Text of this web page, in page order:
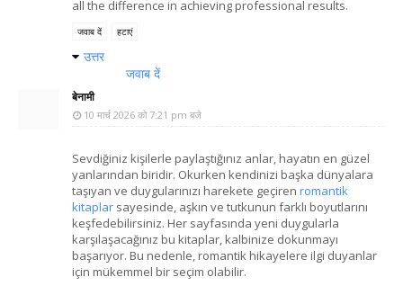
all the difference in achieving professional results.
जवाब दें हटाएं
उत्तर
जवाब दें
बेनामी
10 मार्च 2026 को 7:21 pm बजे
Sevdiğiniz kişilerle paylaştığınız anlar, hayatın en güzel
yanlarından biridir. Okurken kendinizi başka dünyalara
taşıyan ve duygularınızı harekete geçiren romantik
kitaplar sayesinde, aşkın ve tutkunun farklı boyutlarını
keşfedebilirsiniz. Her sayfasında yeni duygularla
karşılaşacağınız bu kitaplar, kalbinize dokunmayı
başarıyor. Bu nedenle, romantik hikayelere ilgi duyanlar
için mükemmel bir seçim olabilir.